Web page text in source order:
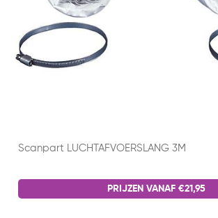
Scanpart LUCHTAFVOERSLANG 3M
PRIJZEN VANAF €21,95